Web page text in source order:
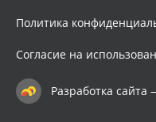
Политика
Согласие на
Разработка сайта